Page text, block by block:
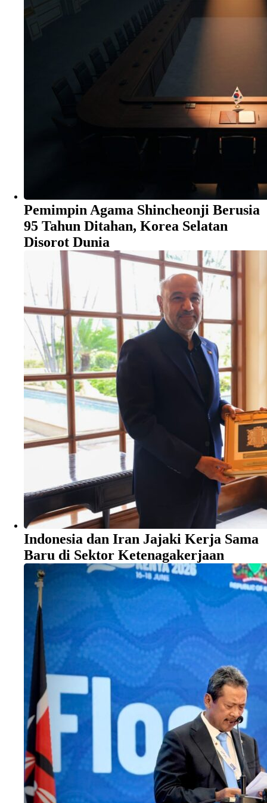
Pemimpin Agama Shincheonji Berusia
95 Tahun Ditahan, Korea Selatan
Disorot Dunia
Indonesia dan Iran Jajaki Kerja Sama
Baru di Sektor Ketenagakerjaan